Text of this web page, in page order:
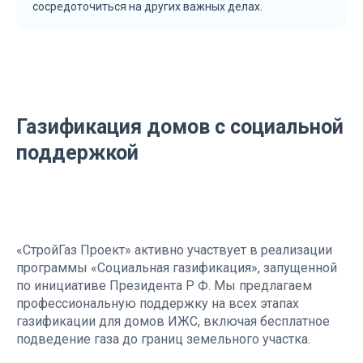
сосредоточиться на других важных делах.
Газификация домов с социальной
поддержкой
«СтройГаз Проект» активно участвует в реализации
программы «Социальная газификация», запущенной
по инициативе Президента Р Ф. Мы предлагаем
профессиональную поддержку на всех этапах
газификации для домов ИЖС, включая бесплатное
подведение газа до границ земельного участка.